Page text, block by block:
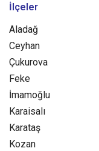
İlçeler
Aladağ
Ceyhan
Çukurova
Feke
İmamoğlu
Karaisalı
Karataş
Kozan‎